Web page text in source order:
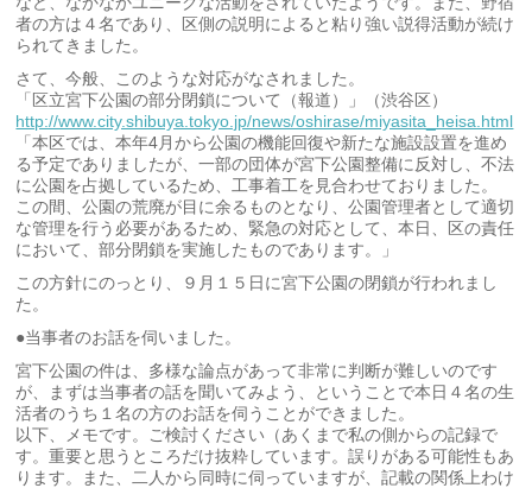
者の方は４名であり、区側の説明によると粘り強い説得活動が続け
られてきました。
さて、今般、このような対応がなされました。
「区立宮下公園の部分閉鎖について（報道）」（渋谷区）
http://www.city.shibuya.tokyo.jp/news/oshirase/miyasita_heisa.html
「本区では、本年4月から公園の機能回復や新たな施設設置を進め
る予定でありましたが、一部の団体が宮下公園整備に反対し、不法
に公園を占拠しているため、工事着工を見合わせておりました。
この間、公園の荒廃が目に余るものとなり、公園管理者として適切
な管理を行う必要があるため、緊急の対応として、本日、区の責任
において、部分閉鎖を実施したものであります。」
この方針にのっとり、９月１５日に宮下公園の閉鎖が行われまし
た。
●当事者のお話を伺いました。
宮下公園の件は、多様な論点があって非常に判断が難しいのです
が、まずは当事者の話を聞いてみよう、ということで本日４名の生
活者のうち１名の方のお話を伺うことができました。
以下、メモです。ご検討ください（あくまで私の側からの記録で
す。重要と思うところだけ抜粋しています。誤りがある可能性もあ
ります。また、二人から同時に伺っていますが、記載の関係上わけ